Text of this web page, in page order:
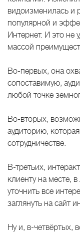
видоизменилась и
популярной и
Интернет. И это не
массой
Во-первых, она
сопоставимую,
любой точке
Во-вторых,
аудиторию,
сотрудничестве.
В-третьих,
клиенту на месте,
уточнить все
заглянуть на сайт
Ну и, в-четвёртых,